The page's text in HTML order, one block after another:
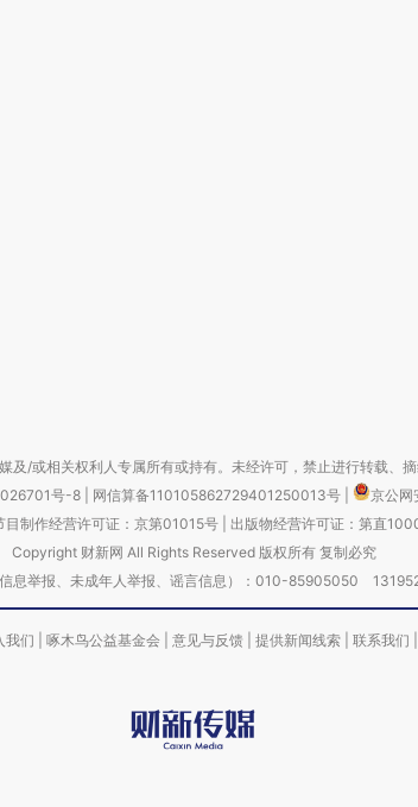
及/或相关权利人专属所有或持有。未经许可，禁止进行转载、摘
号-8 网信算备110105862729401250013号
京公
目制作经营许可证：京第01015号| 出版物经营许可证：第直
Copyright 财新网 All Rights Reserved 版权所有 复制必究
息举报、未成年人举报、谣言信息）：010-85905050
我们 啄木鸟公益基金会 意见与反馈 提供新闻线索 联系我们